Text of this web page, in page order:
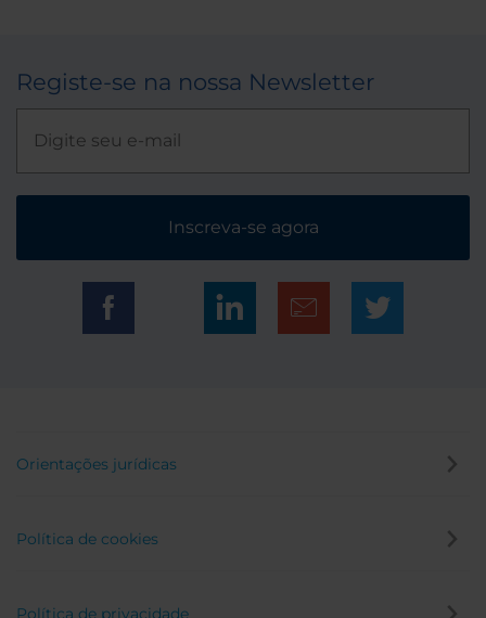
Registe-se na nossa Newsletter
Inscreva-se agora
Orientações jurídicas
Política de cookies
Política de privacidade